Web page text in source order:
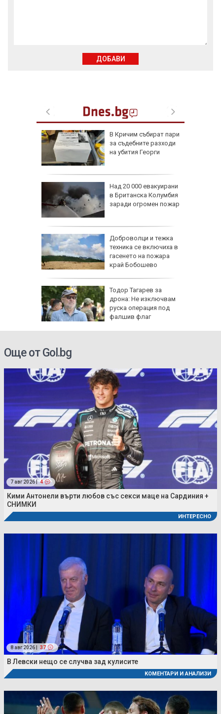
В Кричим събират пари
за съдебните разходи
на убития Георги
Над 20 000 евакуирани
в Британска Колумбия
заради огромен пожар
Доброволци и тежка
техника се включиха в
гасенето на пожара
край Бобошево
Тодор Тагарев за
дрона: Не изключвам
руска операция под
фалшив флаг
ДОБАВИ
Още от Gol.bg
7 авг 2026 | 4
Кими Антонели върти любов със секси маце на Сардиния +
СНИМКИ
ИНТЕРЕСНО
8 авг 2026 | 37
В Левски нещо се случва зад кулисите
КОМЕНТАРИ И АНАЛИЗИ